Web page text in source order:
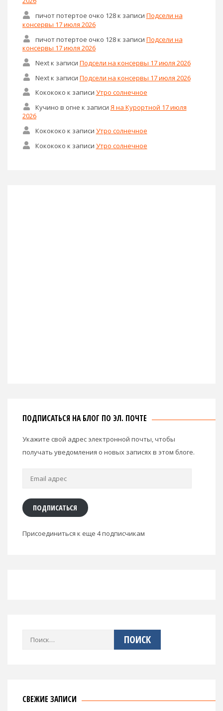
пичот потертое очко 128к записи Подсели на
консервы 17 июля 2026
пичот потертое очко 128к записи Подсели на
консервы 17 июля 2026
Nextк записи Подсели на консервы 17 июля 2026
Nextк записи Подсели на консервы 17 июля 2026
Кокококо к записи Утро солнечное
Кучино в огне к записи Я на Курортной 17 июля
2026
Кокококо к записи Утро солнечное
Кокококо к записи Утро солнечное
ПОДПИСАТЬСЯ НА БЛОГ ПО ЭЛ. ПОЧТЕ
Укажите свой адрес электронной почты, чтобы
получать уведомления о новых записях в этом блоге.
Email
ПОДПИСАТЬСЯ
Присоединиться к еще 4 подписчикам
Найти:
СВЕЖИЕ ЗАПИСИ